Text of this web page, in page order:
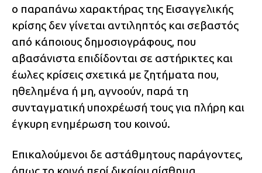
ο παραπάνω χαρακτήρας της Εισαγγελικής
κρίσης δεν γίνεται αντιληπτός και σεβαστός
από κάποιους δημοσιογράφους, που
αβασάνιστα επιδίδονται σε αστήρικτες και
έωλες κρίσεις σχετικά με ζητήματα που,
ηθελημένα ή μη, αγνοούν, παρά τη
συνταγματική υποχρέωσή τους για πλήρη και
έγκυρη ενημέρωση του κοινού.
Επικαλούμενοι δε αστάθμητους παράγοντες,